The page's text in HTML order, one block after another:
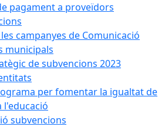
pagament a proveïdors
campanyes de Comunicació
municipals
de subvencions 2023
per fomentar la igualtat de
l'educació
subvencions